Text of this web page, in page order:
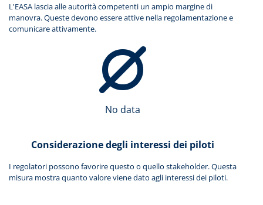
L'EASA lascia alle autorità competenti un ampio margine di
manovra. Queste devono essere attive nella regolamentazione e
comunicare attivamente.
No data
Considerazione degli interessi dei piloti
I regolatori possono favorire questo o quello stakeholder. Questa
misura mostra quanto valore viene dato agli interessi dei piloti.